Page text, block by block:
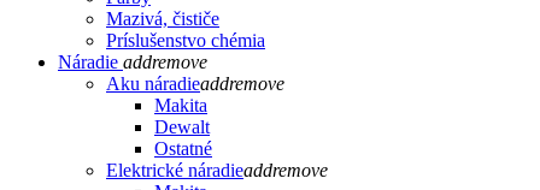
Mazivá, čističe
Príslušenstvo chémia
Náradie addremove
Aku náradieaddremove
Makita
Dewalt
Ostatné
Elektrické náradieaddremove